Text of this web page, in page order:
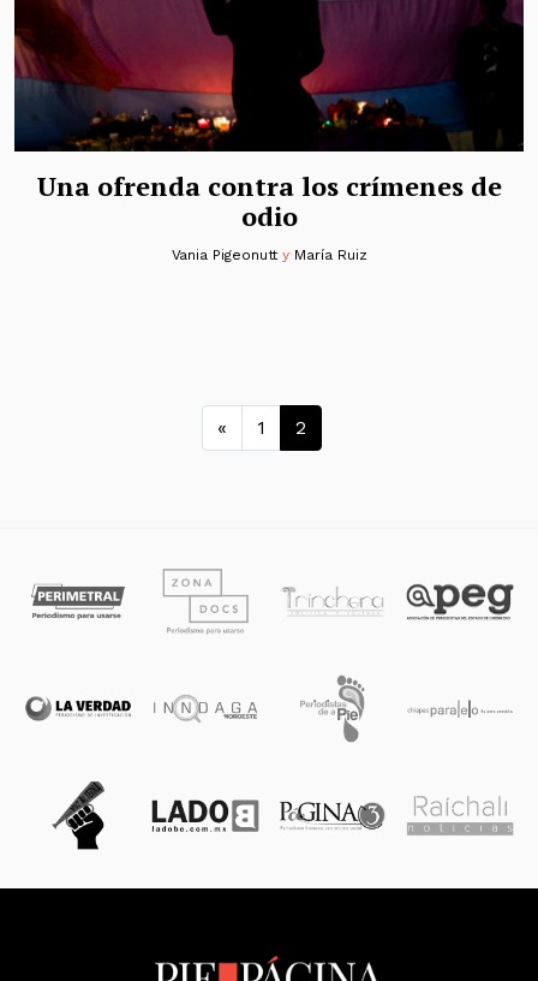
Una ofrenda contra los crímenes de
odio
Vania Pigeonutty María Ruiz
Navegación de
« 1 2